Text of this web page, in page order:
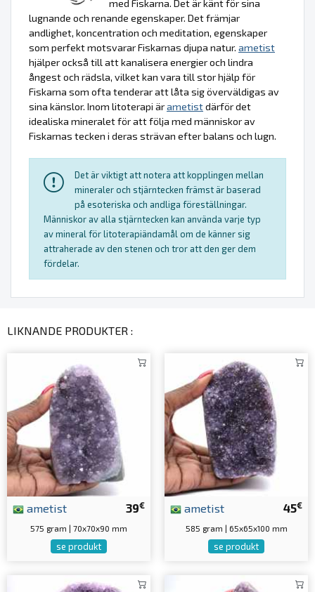
med Fiskarna. Det är känt för sina
lugnande och renande egenskaper. Det främjar
andlighet, koncentration och meditation, egenskaper
som perfekt motsvarar Fiskarnas djupa natur. ametist
hjälper också till att kanalisera energier och lindra
ångest och rädsla, vilket kan vara till stor hjälp för
Fiskarna som ofta tenderar att låta sig överväldigas av
sina känslor. Inom litoterapi ärametistdärför det
idealiska mineralet för att följa med människor av
Fiskarnas tecken i deras strävan efter balans och lugn.
Det är viktigt att notera att kopplingen mellan
mineraler och stjärntecken främst är baserad
på esoteriska och andliga föreställningar.
Människor av alla stjärntecken kan använda varje typ
av mineral för litoterapiändamål om de känner sig
attraherade av den stenen och tror att den ger dem
fördelar.
LIKNANDE PRODUKTER :
39€
ametist
575 gram | 70x70x90 mm
se produkt
45€
ametist
585 gram | 65x65x100 mm
se produkt